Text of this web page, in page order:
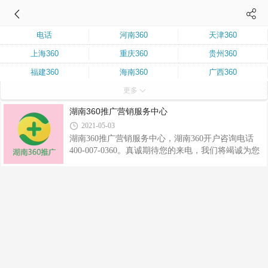
电话 河南360 天津360
上海360 重庆360 贵州360
福建360 海南360 广西360
湖北360
山西360
厦门360
江西360 福建360 价格
更多
湖南360推广营销服务中心
2021-05-03
湖南360推广营销服务中心，湖南360开户咨询电话
400-007-0360。真诚期待您的来电，我们将竭诚为您